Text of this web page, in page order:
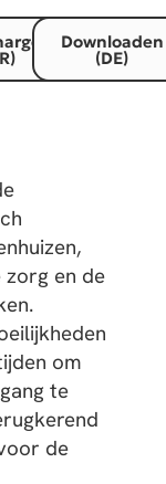
Downloaden
(DE)
en de
om
te
de